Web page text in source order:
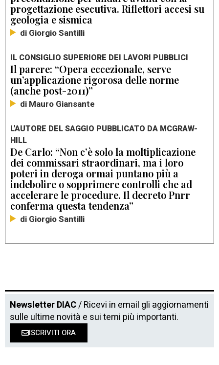
progettazione esecutiva. Riflettori accesi su
geologia e sismica
di Giorgio Santilli
IL CONSIGLIO SUPERIORE DEI LAVORI PUBBLICI
Il parere: “Opera eccezionale, serve
un’applicazione rigorosa delle norme
(anche post-2011)”
di Mauro Giansante
L'AUTORE DEL SAGGIO PUBBLICATO DA MCGRAW-
HILL
De Carlo: “Non c’è solo la moltiplicazione
dei commissari straordinari, ma i loro
poteri in deroga ormai puntano più a
indebolire o sopprimere controlli che ad
accelerare le procedure. Il decreto Pnrr
conferma questa tendenza”
di Giorgio Santilli
Newsletter DIAC/ Ricevi in email gli aggiornamenti
sulle ultime novità e sui temi più importanti.
ISCRIVITI ORA